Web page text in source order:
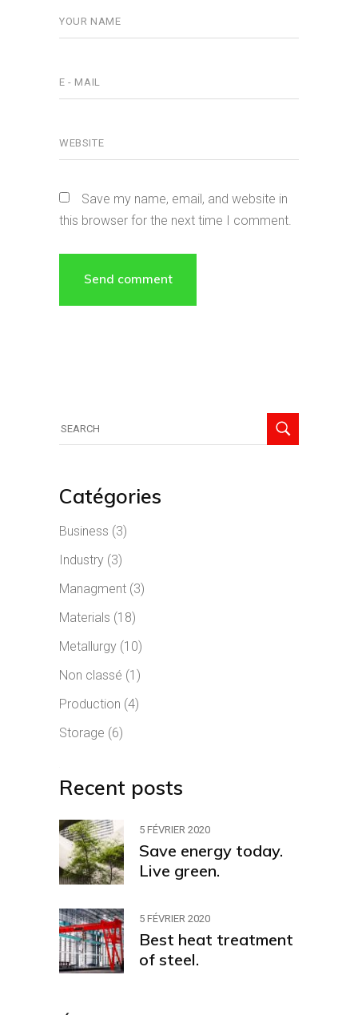
Save my name, email, and website in
this browser for the next time I comment.
Catégories
Business (3)
Industry (3)
Managment (3)
Materials (18)
Metallurgy (10)
Non classé (1)
Production (4)
Storage (6)
Recent posts
5 FÉVRIER 2020
Save energy today.
Live green.
5 FÉVRIER 2020
Best heat treatment
of steel.